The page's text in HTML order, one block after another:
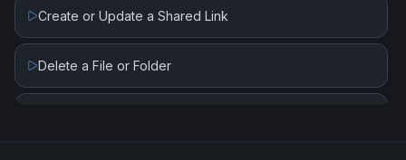
Create or Update a Shared Link
Delete a File or Folder